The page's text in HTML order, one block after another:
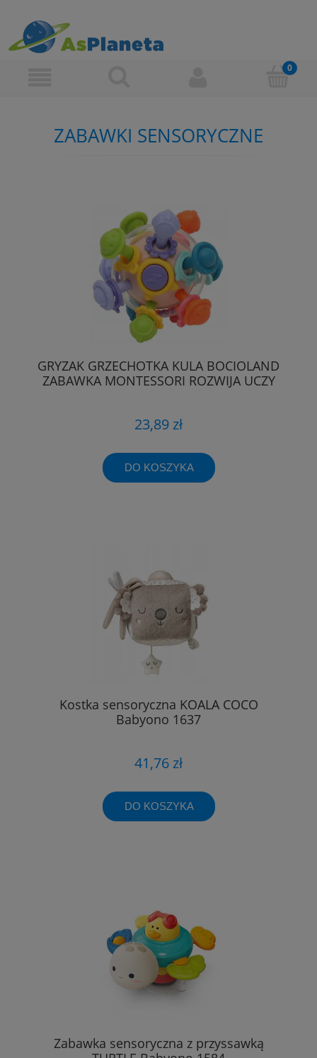
ZABAWKI SENSORYCZNE
GRYZAK GRZECHOTKA KULA BOCIOLAND
ZABAWKA MONTESSORI ROZWIJA UCZY
23,89 zł
DO KOSZYKA
Kostka sensoryczna KOALA COCO
Babyono 1637
41,76 zł
DO KOSZYKA
Zabawka sensoryczna z przyssawką